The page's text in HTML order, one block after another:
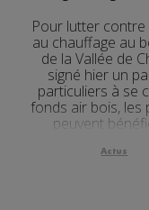
Pour lutter
au chauffage au
de la Vallée de
signé hier un
particuliers à se
fonds air bois, les
peuvent
Actus